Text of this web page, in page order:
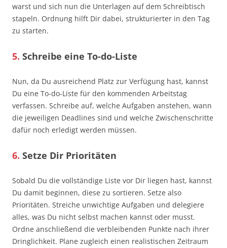
warst und sich nun die Unterlagen auf dem Schreibtisch
stapeln. Ordnung hilft Dir dabei, strukturierter in den Tag
zu starten.
5. Schreibe eine To-do-Liste
Nun, da Du ausreichend Platz zur Verfügung hast, kannst
Du eine To-do-Liste für den kommenden Arbeitstag
verfassen. Schreibe auf, welche Aufgaben anstehen, wann
die jeweiligen Deadlines sind und welche Zwischenschritte
dafür noch erledigt werden müssen.
6. Setze Dir Prioritäten
Sobald Du die vollständige Liste vor Dir liegen hast, kannst
Du damit beginnen, diese zu sortieren. Setze also
Prioritäten. Streiche unwichtige Aufgaben und delegiere
alles, was Du nicht selbst machen kannst oder musst.
Ordne anschließend die verbleibenden Punkte nach ihrer
Dringlichkeit. Plane zugleich einen realistischen Zeitraum